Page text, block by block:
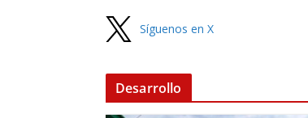
Síguenos en X
Desarrollo